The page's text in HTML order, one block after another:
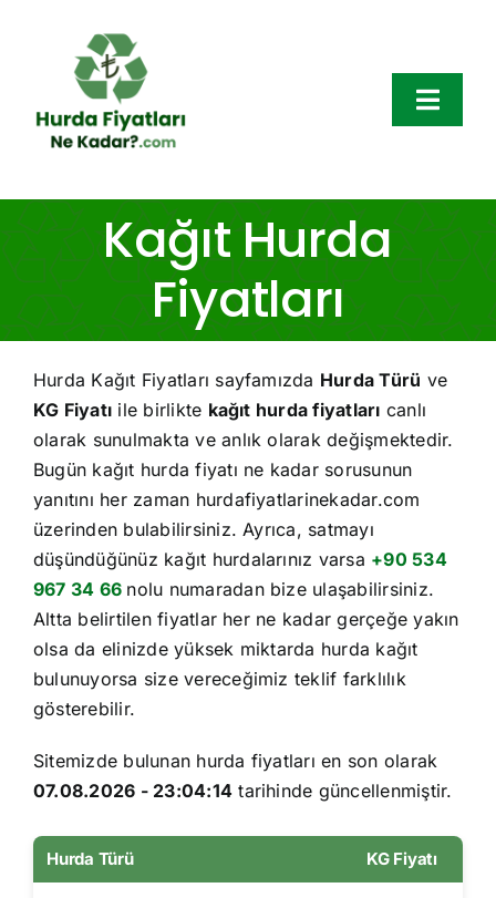
Hurda Fiyatları
Hurda Çeşitleri
Hakkımızda
Blog
İletişim
Kağıt Hurda
Fiyatları
Hurda Kağıt Fiyatları sayfamızda Hurda Türü ve
KG Fiyatı ile birlikte kağıt hurda fiyatları canlı
olarak sunulmakta ve anlık olarak değişmektedir.
Bugün kağıt hurda fiyatı ne kadar sorusunun
yanıtını her zaman hurdafiyatlarinekadar.com
üzerinden bulabilirsiniz. Ayrıca, satmayı
düşündüğünüz kağıt hurdalarınız varsa +90 534
967 34 66 nolu numaradan bize ulaşabilirsiniz.
Altta belirtilen fiyatlar her ne kadar gerçeğe yakın
olsa da elinizde yüksek miktarda hurda kağıt
bulunuyorsa size vereceğimiz teklif farklılık
gösterebilir.
Sitemizde bulunan hurda fiyatları en son olarak
07.08.2026 - 23:04:14 tarihinde güncellenmiştir.
Hurda Türü KG Fiyatı